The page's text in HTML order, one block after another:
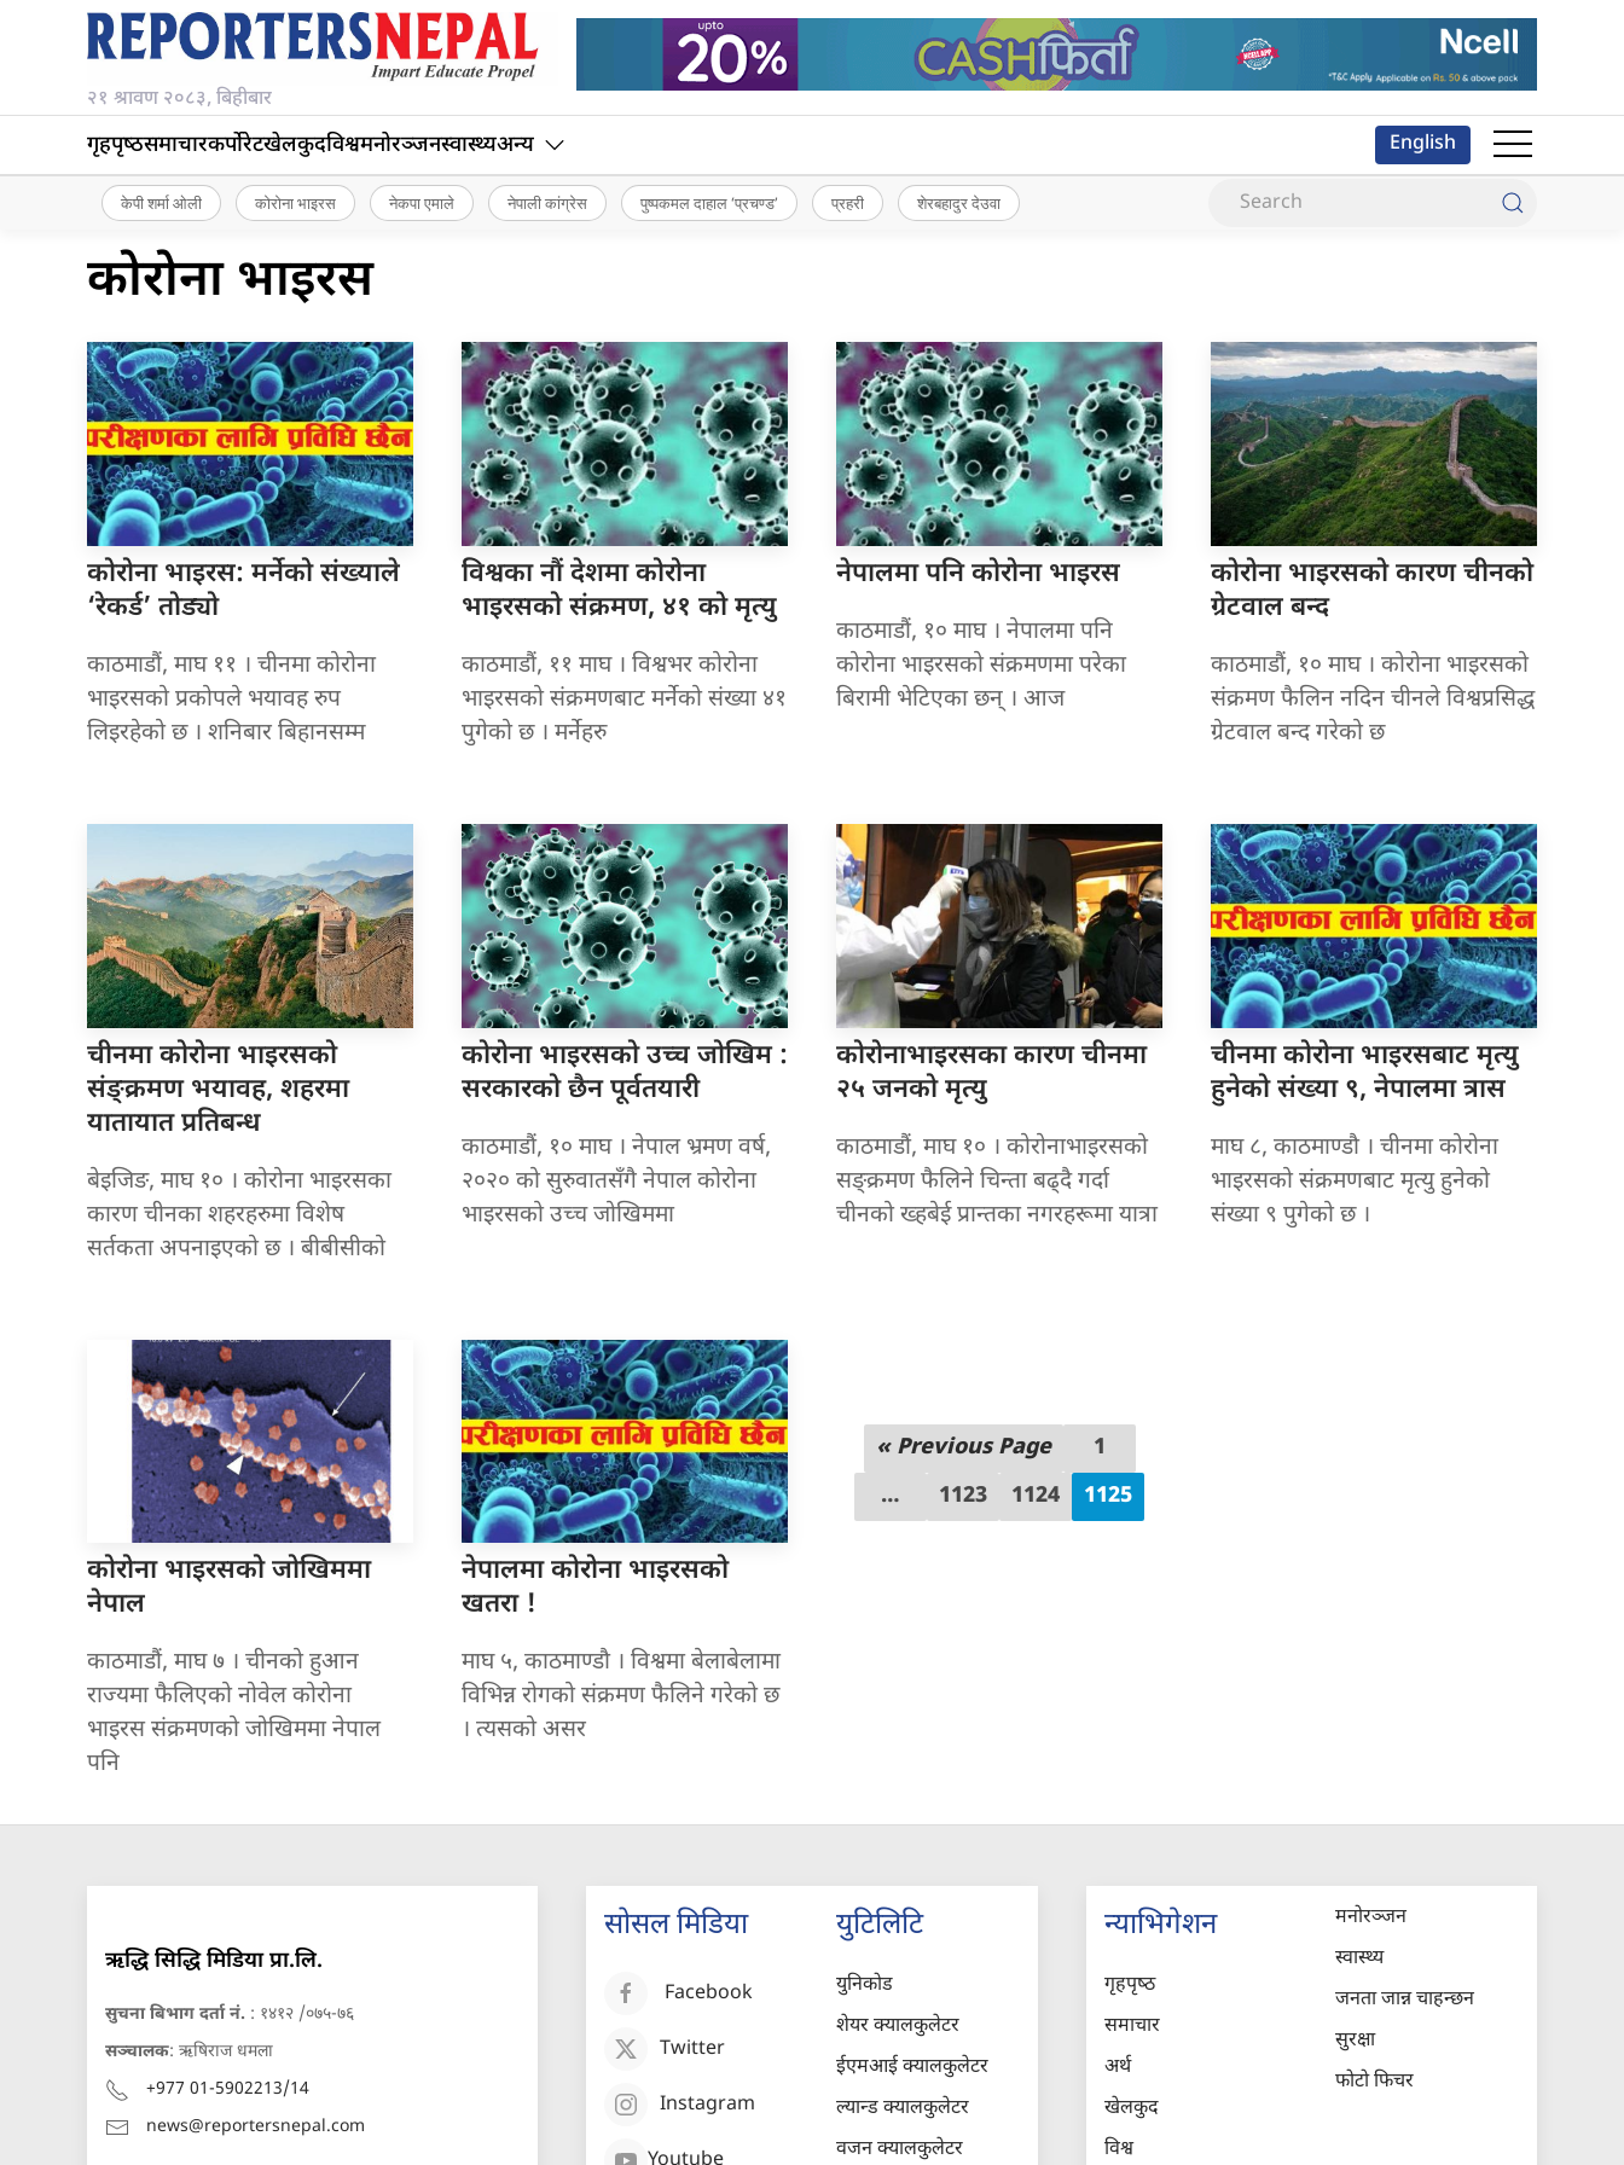
२१ श्रावण २०८३, बिहीबार
गृहपृष्‍ठसमाचारकर्पोरेटखेलकुदविश्वमनोरञ्जनस्वास्थ्यअन्य English
केपी शर्मा ओली कोरोना भाइरस नेकपा एमाले नेपाली कांग्रेस पुष्पकमल दाहाल ‘प्रचण्ड’ प्रहरी शेरबहादुर देउवा
कोरोना भाइरस
कोरोना भाइरस: मर्नेको संख्याले
‘रेकर्ड’ तोड्यो
काठमाडौं, माघ ११ । चीनमा कोरोना
भाइरसको प्रकोपले भयावह रुप
लिइरहेको छ । शनिबार बिहानसम्म
विश्वका नौंदेशमा कोरोना
भाइरसको संक्रमण, ४१ को मृत्यु
काठमाडौं, ११ माघ । विश्वभर कोरोना
भाइरसको संक्रमणबाट मर्नेको संख्या ४१
पुगेको छ । मर्नेहरु
नेपालमा पनिकोरोना भाइरस
काठमाडौं, १० माघ । नेपालमा पनि
कोरोना भाइरसको संक्रमणमा परेका
बिरामी भेटिएका छन् । आज
कोरोना भाइरसकोकारण चीनको
ग्रेटवाल बन्द
काठमाडौं, १० माघ । कोरोना भाइरसको
संक्रमण फैलिन नदिन चीनले विश्वप्रसिद्ध
ग्रेटवाल बन्द गरेको छ
चीनमा कोरोना भाइरसको
संङ्क्रमण भयावह, शहरमा
यातायात प्रतिबन्ध
बेइजिङ, माघ १० । कोरोना भाइरसका
कारण चीनका शहरहरुमा विशेष
सर्तकता अपनाइएको छ । बीबीसीको
कोरोना भाइरसकोउच्च जोखिम :
सरकारको छैन पूर्वतयारी
काठमाडौं, १० माघ । नेपाल भ्रमण वर्ष,
२०२० को सुरुवातसँगै नेपाल कोरोना
भाइरसको उच्च जोखिममा
कोरोनाभाइरसका कारणचीनमा
२५ जनको मृत्यु
काठमाडौं, माघ १० । कोरोनाभाइरसको
सङ्क्रमण फैलिने चिन्ता बढ्दै गर्दा
चीनको ख्हबेई प्रान्तका नगरहरूमा यात्रा
चीनमा कोरोना भाइरसबाट मृत्यु
हुनेको संख्या ९, नेपालमा त्रास
माघ ८, काठमाण्डौ । चीनमा कोरोना
भाइरसको संक्रमणबाट मृत्यु हुनेको
संख्या ९ पुगेको छ ।
कोरोना भाइरसकोजोखिममा
नेपाल
काठमाडौं, माघ ७ । चीनको हुआन
राज्यमा फैलिएको नोवेल कोरोना
भाइरस संक्रमणको जोखिममा नेपाल
पनि
नेपालमा कोरोना भाइरसको
खतरा !
माघ ५, काठमाण्डौ । विश्वमा बेलाबेलामा
विभिन्न रोगको संक्रमण फैलिने गरेको छ
। त्यसको असर
« Previous Page
1
…
1123 1124 1125
ऋद्धि सिद्धि मिडिया प्रा.लि.
सुचना बिभाग दर्ता नं. : १४१२ /०७५-७६
सञ्चालक: ऋषिराज धमला
+977 01-5902213/14
news@reportersnepal.com
सोसल मिडिया
Facebook
Twitter
Instagram
युटिलिटि
युनिकोड
शेयर क्यालकुलेटर
ईएमआई क्यालकुलेटर
ल्यान्ड क्यालकुलेटर
वजन क्यालकुलेटर
न्याभिगेशन
गृहपृष्‍ठ
समाचार
अर्थ
खेलकुद
विश्व
मनोरञ्जन
स्वास्थ्य
जनता जान्न चाहन्छन
सुरक्षा
फोटो फिचर